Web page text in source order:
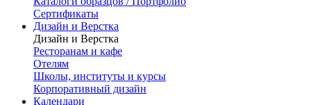
Сертификаты
Дизайн и Верстка
Дизайн и Верстка
Ресторанам и кафе
Отелям
Школы, институты и курсы
Корпоративный дизайн
Календари